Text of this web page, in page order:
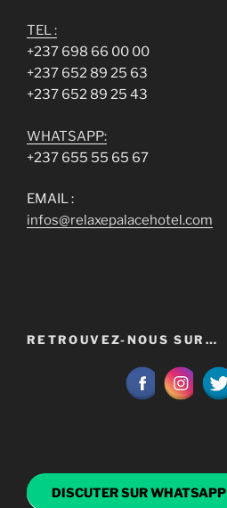
TEL :
+237 698 66 00 00
+237 652 89 25 63
+237 652 89 25 43
WHATSAPP:
+237 655 55 65 67
EMAIL :
infos@relaxepalacehotel.com
RETROUVEZ-NOUS SUR…
DISCUTER SUR WHATSAPP